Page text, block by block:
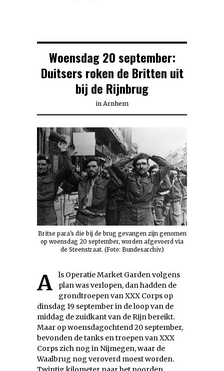
Woensdag 20 september:
Duitsers roken de Britten uit
bij de Rijnbrug
in Arnhem
Britse para's die bij de brug gevangen zijn genomen
op woensdag 20 september, worden afgevoerd via
de Steenstraat. (Foto: Bundesarchiv.)
Als Operatie Market Garden volgens
plan was verlopen, dan hadden de
grondtroepen van XXX Corps op
dinsdag 19 september in de loop van de
middag de zuidkant van de Rijn bereikt.
Maar op woensdagochtend 20 september,
bevonden de tanks en troepen van XXX
Corps zich nog in Nijmegen, waar de
Waalbrug nog veroverd moest worden.